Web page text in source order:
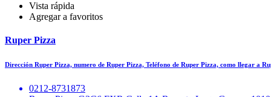
Vista rápida
Agregar a favoritos
Ruper Pizza
Dirección Ruper Pizza, numero de Ruper Pizza, Teléfono de Ruper Pizza, como llegar a
0212-8731873